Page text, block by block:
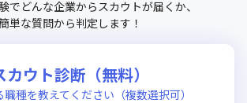
でどんな企業からスカウトが届くか、
単な質問から判定します！
カウト診断（無料）
種を教えてください（複数選択可）